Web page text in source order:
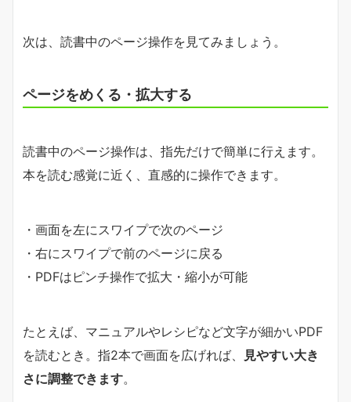
次は、読書中のページ操作を見てみましょう。
ページをめくる・拡大する
読書中のページ操作は、指先だけで簡単に行えます。
本を読む感覚に近く、直感的に操作できます。
・画面を左にスワイプで次のページ
・右にスワイプで前のページに戻る
・PDFはピンチ操作で拡大・縮小が可能
たとえば、マニュアルやレシピなど文字が細かいPDF
を読むとき。指2本で画面を広げれば、
見やすい大き
さに調整できます。